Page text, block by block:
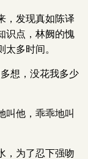
，发现真如陈译
识点，林阙的愧
多时间。
想，没花我多少
叫他，乖乖地叫
，为了忍下强吻